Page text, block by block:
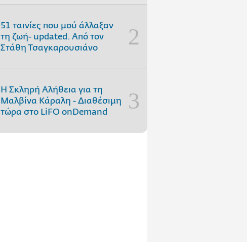
51 ταινίες που μού άλλαξαν
τη ζωή- updated. Aπό τον
Στάθη Τσαγκαρουσιάνο
Η Σκληρή Αλήθεια για τη
Μαλβίνα Κάραλη - Διαθέσιμη
τώρα στo LiFO onDemand